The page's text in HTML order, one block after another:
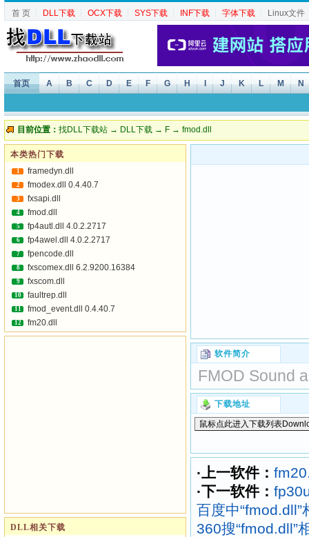
首 页 ┆ DLL下载 ┆ OCX下载 ┆ SYS下载 ┆ INF下载 ┆ 字体下载 ┆ Linux文件
首页 A B C D E F G H J K L M N
目前位置： 找DLL下载站 → DLL下载 → F → fmod.dll
软件简介
FMOD Sound
下载地址
·上一软件：
·下一软件：
百度中“fmod.dll”
360搜“fmod.dll”
本类热门下载
1 framedyn.dll
2 fmodex.dll 0.4.40.7
3 fxsapi.dll
4 fmod.dll
5 fp4autl.dll 4.0.2.2717
6 fp4awel.dll 4.0.2.2717
7 fpencode.dll
8 fxscomex.dll 6.2.9200.16384
9 fxscom.dll
10 faultrep.dll
11 fmod_event.dll 0.4.40.7
12 fm20.dll
DLL相关下载